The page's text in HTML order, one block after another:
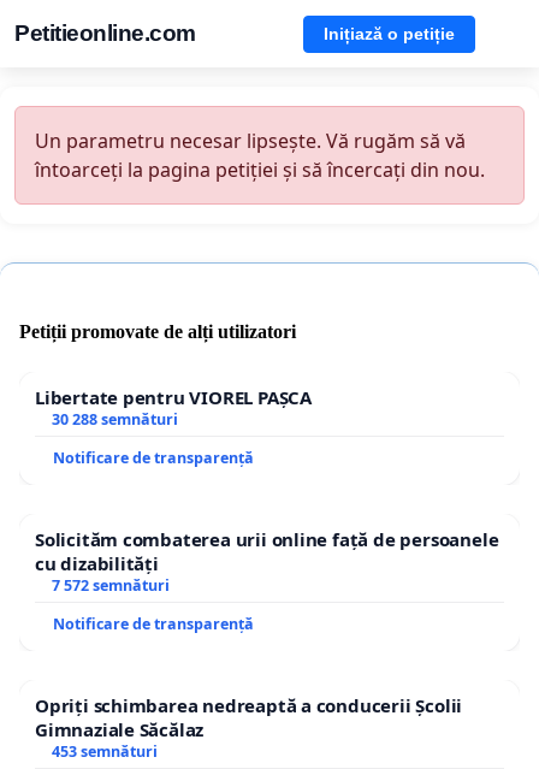
Petitieonline.com Inițiază o petiție
Un parametru necesar lipsește. Vă rugăm să vă
întoarceți la pagina petiției și să încercați din nou.
Petiții promovate de alți utilizatori
Libertate pentru VIOREL PAȘCA
30 288 semnături
Notificare de transparență
Solicităm combaterea urii online față de persoanele
cu dizabilități
7 572 semnături
Notificare de transparență
Opriți schimbarea nedreaptă a conducerii Școlii
Gimnaziale Săcălaz
453 semnături